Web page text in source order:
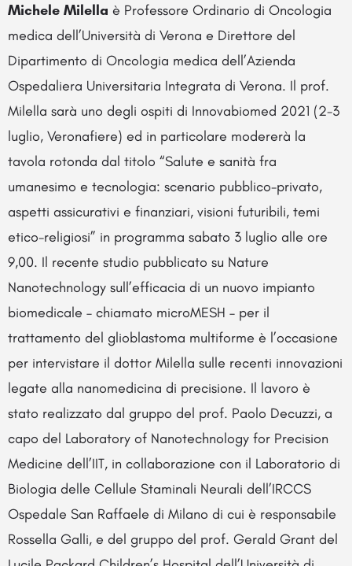
Michele Milella è Professore Ordinario di Oncologia
medica dell’Università di Verona e Direttore del
Dipartimento di Oncologia medica dell’Azienda
Ospedaliera Universitaria Integrata di Verona. Il prof.
Milella sarà uno degli ospiti di Innovabiomed 2021 (2-3
luglio, Veronafiere) ed in particolare modererà la
tavola rotonda dal titolo “Salute e sanità fra
umanesimo e tecnologia: scenario pubblico-privato,
aspetti assicurativi e finanziari, visioni futuribili, temi
etico-religiosi” in programma sabato 3 luglio alle ore
9,00. Il recente studio pubblicato su Nature
Nanotechnology sull’efficacia di un nuovo impianto
biomedicale – chiamato microMESH – per il
trattamento del glioblastoma multiforme è l’occasione
per intervistare il dottor Milella sulle recenti innovazioni
legate alla nanomedicina di precisione. Il lavoro è
stato realizzato dal gruppo del prof. Paolo Decuzzi, a
capo del Laboratory of Nanotechnology for Precision
Medicine dell’IIT, in collaborazione con il Laboratorio di
Biologia delle Cellule Staminali Neurali dell’IRCCS
Ospedale San Raffaele di Milano di cui è responsabile
Rossella Galli, e del gruppo del prof. Gerald Grant del